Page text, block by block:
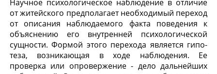
Научное психологическое наблюдение в отличие
от житей­ского предполагает необходимый переход
от описания наблю­даемого факта поведения к
объяснению его внутренней психо­логической
сущности. Формой этого перехода является гипо­
теза, возникающая в ходе наблюдения. Ее
проверка или оп­ровержение - дело дальнейших